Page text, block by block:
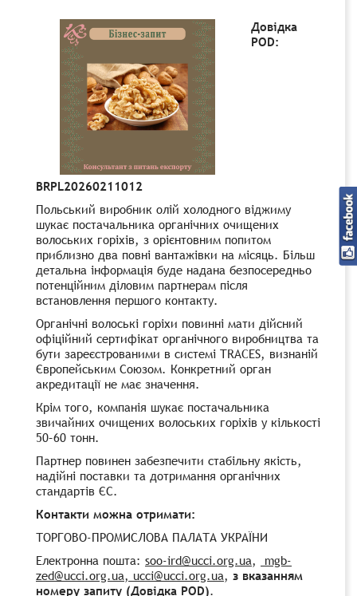
Довідка
POD:
BRPL20260211012
Польський виробник олій холодного віджиму
шукає постачальника органічних очищених
волоських горіхів, з орієнтовним попитом
приблизно два повні вантажівки на місяць. Більш
детальна інформація буде надана безпосередньо
потенційним діловим партнерам після
встановлення першого контакту.
Органічні волоські горіхи повинні мати дійсний
офіційний сертифікат органічного виробництва та
бути зареєстрованими в системі TRACES, визнаній
Європейським Союзом. Конкретний орган
акредитації не має значення.
Крім того, компанія шукає постачальника
звичайних очищених волоських горіхів у кількості
50–60 тонн.
Партнер повинен забезпечити стабільну якість,
надійні поставки та дотримання органічних
стандартів ЄС.
Контакти можна отримати:
ТОРГОВО-ПРОМИСЛОВА ПАЛАТА УКРАЇНИ
Електронна пошта: soo-ird@ucci.org.ua,
mgb-
zed@ucci.org.ua, ucci@ucci.org.ua, з вказанням
номеру запиту (Довідка POD).